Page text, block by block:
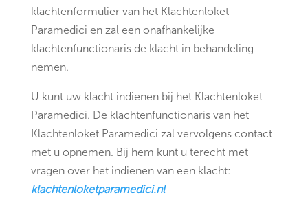
klachtenformulier van het Klachtenloket
Paramedici en zal een onafhankelijke
klachtenfunctionaris de klacht in behandeling
nemen.
U kunt uw klacht indienen bij het Klachtenloket
Paramedici. De klachtenfunctionaris van het
Klachtenloket Paramedici zal vervolgens contact
met u opnemen. Bij hem kunt u terecht met
vragen over het indienen van een klacht:
klachtenloketparamedici.nl